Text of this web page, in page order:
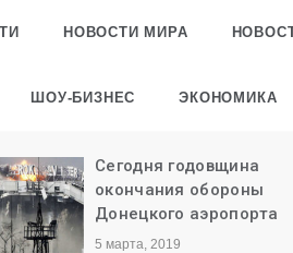
НОВОСТИ МИРА
ШОУ-БИЗНЕС ЭКОНОМИКА
Сегодня годовщина
окончания обороны
Донецкого аэропорта
5 марта, 2019